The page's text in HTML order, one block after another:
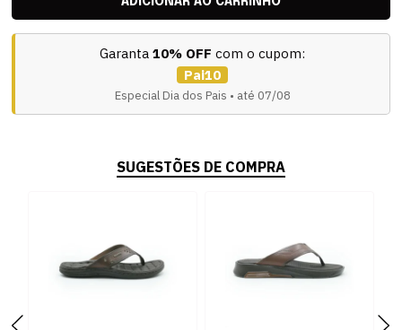
Garanta 10% OFF com o cupom:
Pai10
Especial Dia dos Pais • até 07/08
SUGESTÕES DE COMPRA